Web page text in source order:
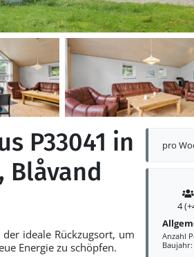
pro
4
Anzahl
Baujahr:
P33041 in
Blåvand
ideale Rückzugsort, um
Energie zu schöpfen.